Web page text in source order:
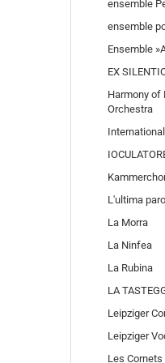
ensemble
ensemble
Ensemble
EX
Harmony of
Orchestra
L'ultima
La Morra
La Ninfea
La Rubina
LA
Leipziger
Leipziger
Les Cornets